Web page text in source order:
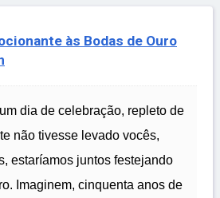
às Bodas de Ouro
dia de celebração, repleto de
não tivesse levado vocês,
estaríamos juntos festejando
Imaginem, cinquenta anos de